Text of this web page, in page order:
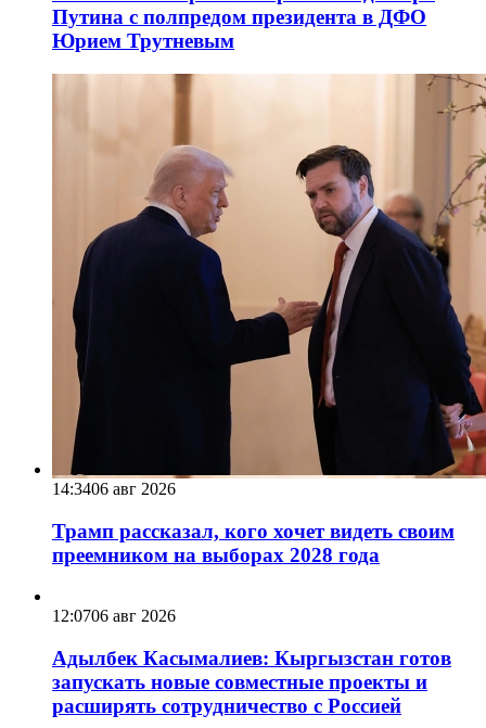
Путина с полпредом президента в ДФО
Юрием Трутневым
14:3406 авг 2026
Трамп рассказал, кого хочет видеть своим
преемником на выборах 2028 года
12:0706 авг 2026
Адылбек Касымалиев: Кыргызстан готов
запускать новые совместные проекты и
расширять сотрудничество с Россией